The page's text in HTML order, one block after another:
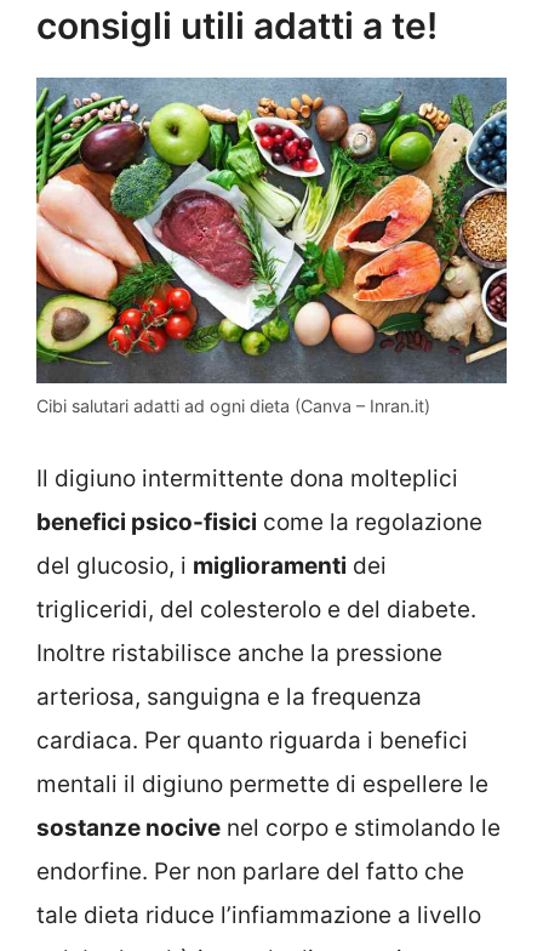
consigli utili adatti a te!
Cibi salutari adatti ad ogni dieta (Canva – Inran.it)
Il digiuno intermittente dona molteplici
benefici psico-fisici come la regolazione
del glucosio, i miglioramenti dei
trigliceridi, del colesterolo e del diabete.
Inoltre ristabilisce anche la pressione
arteriosa, sanguigna e la frequenza
cardiaca. Per quanto riguarda i benefici
mentali il digiuno permette di espellere le
sostanze nocive nel corpo e stimolando le
endorfine. Per non parlare del fatto che
tale dieta riduce l’infiammazione a livello